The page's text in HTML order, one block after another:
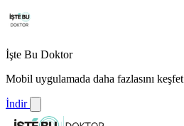
İşte Bu Doktor
Mobil uygulamada daha fazlasını keşfet
İndir